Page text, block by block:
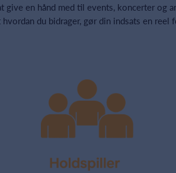
give en hånd med til events, koncerter og
hvordan du bidrager, gør din indsats en reel